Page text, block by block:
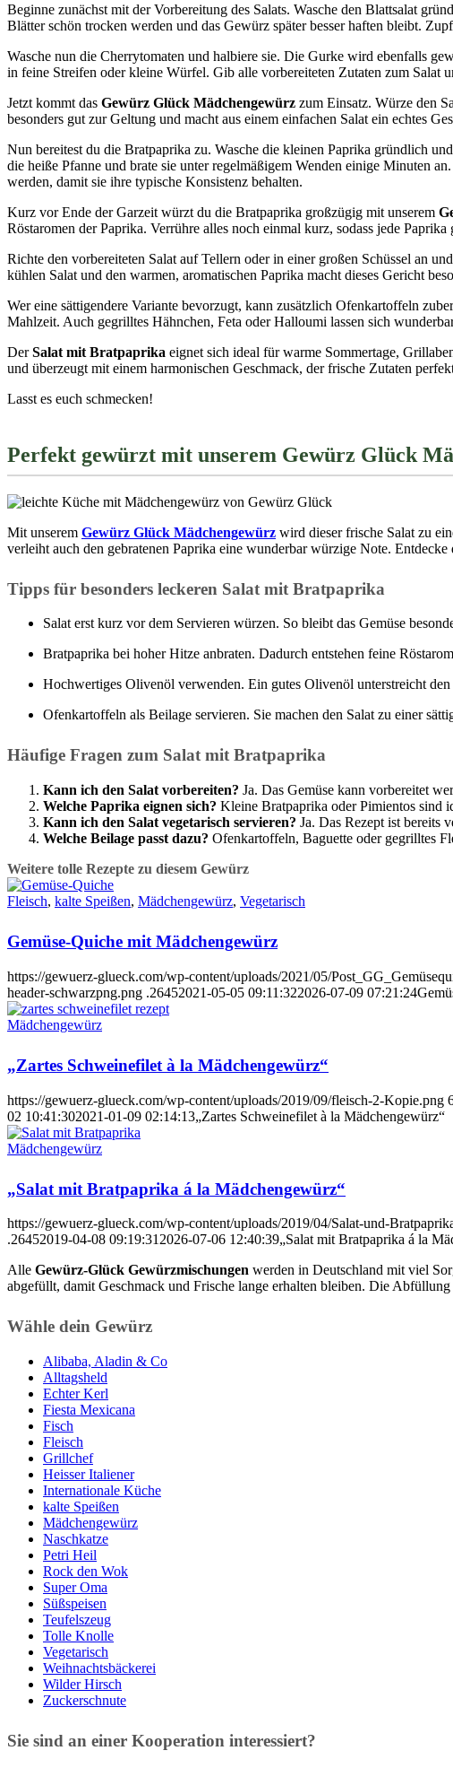
Beginne zunächst mit der Vorbereitung des Salats. Wasche den Blattsalat
Blätter schön trocken werden und das Gewürz später besser haften bleibt.
Wasche nun die Cherrytomaten und halbiere sie. Die Gurke wird ebenfalls
in feine Streifen oder kleine Würfel. Gib alle vorbereiteten Zutaten zum Salat
Jetzt kommt das Gewürz Glück Mädchengewürz zum Einsatz. Würze den
besonders gut zur Geltung und macht aus einem einfachen Salat ein echtes
Nun bereitest du die Bratpaprika zu. Wasche die kleinen Paprika gründlich
die heiße Pfanne und brate sie unter regelmäßigem Wenden einige Minuten
werden, damit sie ihre typische Konsistenz behalten.
Kurz vor Ende der Garzeit würzt du die Bratpaprika großzügig mit unserem
Röstaromen der Paprika. Verrühre alles noch einmal kurz, sodass jede
Richte den vorbereiteten Salat auf Tellern oder in einer großen Schüssel an
kühlen Salat und den warmen, aromatischen Paprika macht dieses Gericht
Wer eine sättigendere Variante bevorzugt, kann zusätzlich Ofenkartoffeln
Mahlzeit. Auch gegrilltes Hähnchen, Feta oder Halloumi lassen sich
DerSalat mit Bratpaprika eignet sich ideal für warme Sommertage,
und überzeugt mit einem harmonischen Geschmack, der frische Zutaten
Lasst es euch schmecken!
Perfekt gewürzt mit unserem Gewürz Glück
Mit unserem Gewürz Glück Mädchengewürz wird dieser frische Salat zu
verleiht auch den gebratenen Paprika eine wunderbar würzige Note.
Tipps für besonders leckeren Salat mit Bratpaprika
Salat erst kurz vor dem Servieren würzen. So bleibt das Gemüse
Bratpaprika bei hoher Hitze anbraten. Dadurch entstehen feine
Hochwertiges Olivenöl verwenden. Ein gutes Olivenöl unterstreicht den
Ofenkartoffeln als Beilage servieren. Sie machen den Salat zu einer
Häufige Fragen zum Salat mit Bratpaprika
Kann ich den Salat vorbereiten? Ja. Das Gemüse kann vorbereitet
Welche Paprika eignen sich? Kleine Bratpaprika oder Pimientos sind
Kann ich den Salat vegetarisch servieren? Ja. Das Rezept ist bereits
Welche Beilage passt dazu? Ofenkartoffeln, Baguette oder gegrilltes
Weitere tolle Rezepte zu diesem Gewürz
Fleisch, kalte Speißen, Mädchengewürz, Vegetarisch
Gemüse-Quiche mit Mädchengewürz
https://gewuerz-glueck.com/wp-content/uploads/2021/05/
header-schwarzpng.png .26452021-05-05 09:11:322026-07-09 07:21:24
Mädchengewürz
„Zartes Schweinefilet à la Mädchengewürz“
https://gewuerz-glueck.com/wp-content/uploads/2019/09/fleisch-2-Kopie.png
02 10:41:302021-01-09 02:14:13„Zartes Schweinefilet à la Mädchengewürz“
Mädchengewürz
„Salat mit Bratpaprika á la Mädchengewürz“
https://gewuerz-glueck.com/wp-content/uploads/2019/04/Salat-und-
.26452019-04-08 09:19:31 2026-07-06 12:40:39„Salat mit Bratpaprika á la
Alle Gewürz-Glück Gewürzmischungen werden in Deutschland mit viel
abgefüllt, damit Geschmack und Frische lange erhalten bleiben. Die
Wähle dein Gewürz
Alibaba, Aladin & Co
Alltagsheld
Echter Kerl
Fiesta Mexicana
Fisch
Fleisch
Grillchef
Heisser Italiener
Internationale Küche
kalte Speißen
Mädchengewürz
Naschkatze
Petri Heil
Rock den Wok
Super Oma
Süßspeisen
Teufelszeug
Tolle Knolle
Vegetarisch
Weihnachtsbäckerei
Wilder Hirsch
Zuckerschnute
Sie sind an einer Kooperation interessiert?